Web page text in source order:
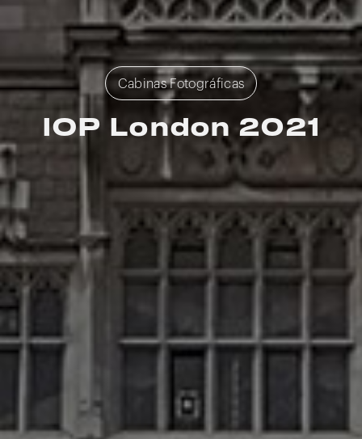
Cabinas Fotográficas
IOP London 2021